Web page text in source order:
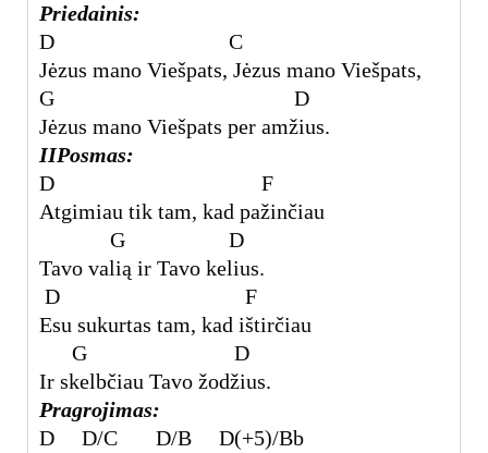
Priedainis:
D C
Jėzus mano Viešpats, Jėzus mano Viešpats,
G D
Jėzus mano Viešpats per amžius.
IIPosmas:
D F
Atgimiau tik tam, kad pažinčiau
G D
Tavo valią ir Tavo kelius.
D F
Esu sukurtas tam, kad ištirčiau
G D
Ir skelbčiau Tavo žodžius.
Pragrojimas:
D D/C D/B D(+5)/Bb